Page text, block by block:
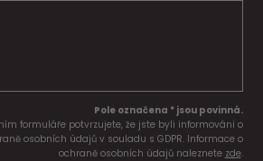
Pole označena * jsou povinná.
formuláře potvrzujete, že jste byli informováni o
osobních údajů v souladu s GDPR. Informace o
ochraně osobních údajů naleznete zde.